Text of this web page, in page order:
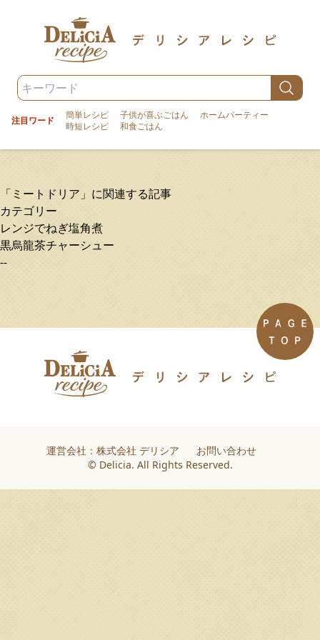
注目ワード 簡単レシピ 子供が喜ぶごはん
ホームパーティー
時短レシピ
和食ごはん
「ミートドリア」に関連する記事
カテゴリー
レンジでねぎ塩角煮
黒烏龍茶チャーシュー
--
運営会社：株式会社 デリシア
お問い合わせ
© Delicia. All Rights Reserved.